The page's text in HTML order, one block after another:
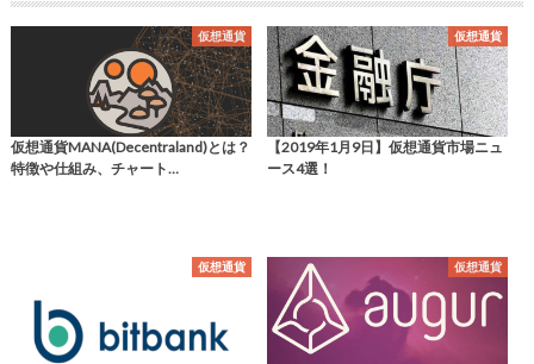
仮想通貨
仮想通貨MANA(Decentraland)とは？
特徴や仕組み、チャート…
仮想通貨
【2019年1月9日】仮想通貨市場ニュ
ース4選！
仮想通貨 仮想通貨